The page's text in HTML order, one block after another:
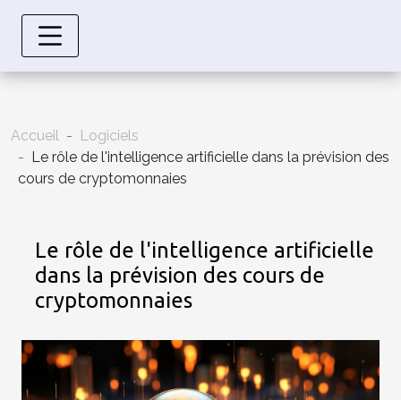
Accueil
Logiciels
Le rôle de l'intelligence artificielle dans la prévision des
cours de cryptomonnaies
Le rôle de l'intelligence artificielle
dans la prévision des cours de
cryptomonnaies